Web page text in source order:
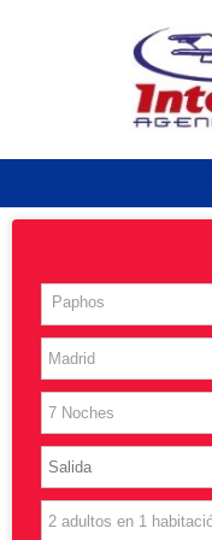
Costas
Vuelos
Islas
Caribe
Grandes Viajes
Paphos